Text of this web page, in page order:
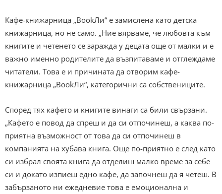
Кафе-книжарница „BookЛи“ е замислена като детска
книжарница, но не само. „Ние вярваме, че любовта към
книгите и четенето се заражда у децата още от малки и е
важно именно родителите да възпитаваме и отглеждаме
читатели. Това е и причината да отворим кафе-
книжарница „BookЛи“, категорични са собствениците.
Според тях кафето и книгите винаги са били свързани.
„Кафето е повод да спреш и да си отпочинеш, а каква по-
приятна възможност от това да си отпочинеш в
компанията на хубава книга. Още по-приятно е след като
си избрал своята книга да отделиш малко време за себе
си и докато изпиеш едно кафе, да започнеш да я четеш. В
забързаното ни ежедневие това е емоционална и